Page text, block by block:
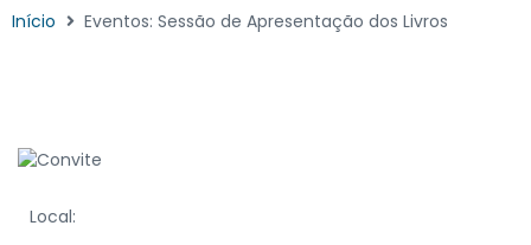
Início Eventos: Sessão de Apresentação dos Livros
Local: